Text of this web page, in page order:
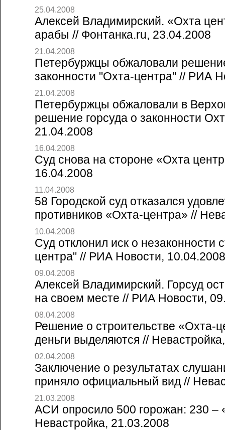
25.04.2008
Алексей Владимирский. «Охта
арабы // Фонтанка.ru, 23.04.2008
21.04.2008
Петербуржцы обжаловали
законности "Охта-центра" // РИА
21.04.2008
Петербуржцы обжаловали в
решение горсуда о законности
21.04.2008
16.04.2008
Суд снова на стороне «Охта
16.04.2008
11.04.2008
58 Городской суд отказался
противников «Охта-центра» //
10.04.2008
Суд отклонил иск о незаконности
центра" // РИА Новости, 10.04.2008
09.04.2008
Алексей Владимирский. Горсуд
на своем месте // РИА Новости,
08.04.2008
Решение о строительстве «Охта-
деньги выделяются //
02.04.2008
Заключение о результатах
приняло официальный вид //
21.03.2008
АСИ опросило 500 горожан: 230 –
Невастройка, 21.03.2008